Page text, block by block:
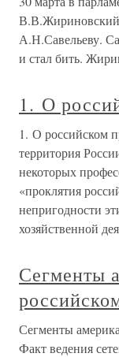
А.Н.Савельеву.
и стал бить.
1. О
1. О российском
территория
некоторых
«проклятия
непригодности
хозяйственной
Сегменты
Сегменты
Факт ведения